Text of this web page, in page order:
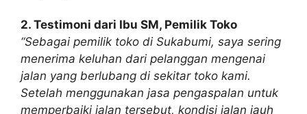
2. Testimoni dari Ibu SM, Pemilik Toko
“Sebagai pemilik toko di Sukabumi, saya sering
menerima keluhan dari pelanggan mengenai
jalan yang berlubang di sekitar toko kami.
Setelah menggunakan jasa pengaspalan untuk
memperbaiki jalan tersebut, kondisi jalan jauh